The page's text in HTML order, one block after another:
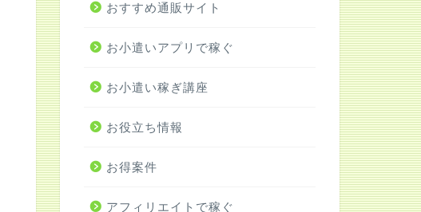
おすすめ通販サイト
お小遣いアプリで稼ぐ
お小遣い稼ぎ講座
お役立ち情報
お得案件
アフィリエイトで稼ぐ